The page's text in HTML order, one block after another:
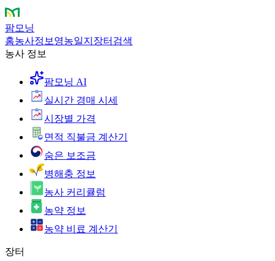
팜모닝
홈농사정보 영농일지 장터 검색
농사 정보
팜모닝 AI
실시간 경매 시세
시장별 가격
면적 직불금 계산기
숨은 보조금
병해충 정보
농사 커리큘럼
농약 정보
농약 비료 계산기
장터